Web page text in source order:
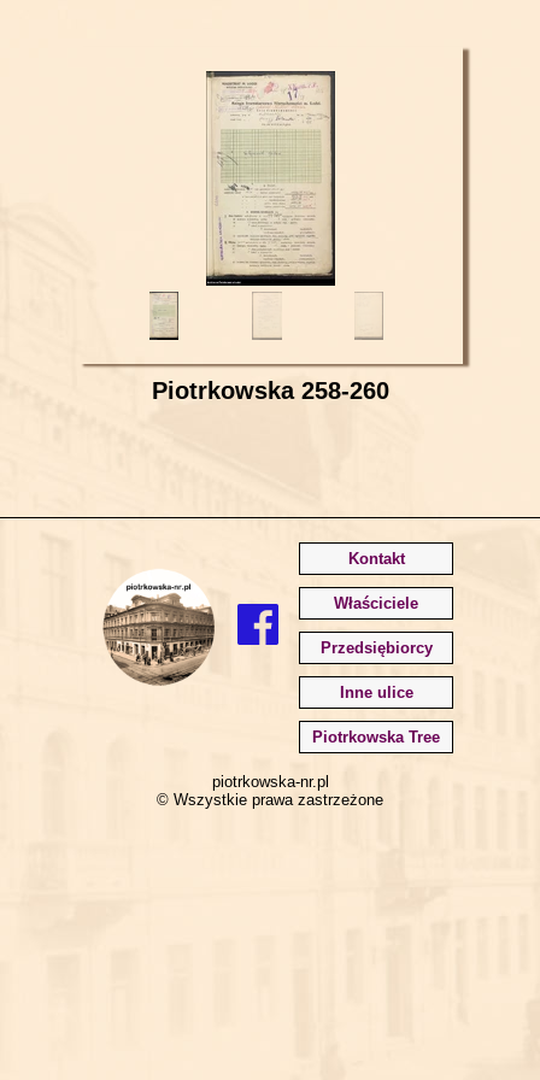
Piotrkowska 258-260
Kontakt
Właściciele
Przedsiębiorcy
Inne ulice
Piotrkowska Tree
piotrkowska-nr.pl
© Wszystkie prawa zastrzeżone